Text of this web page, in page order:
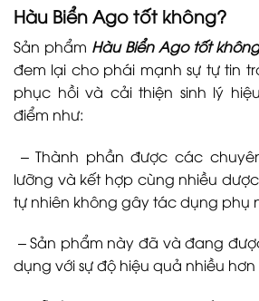
Hàu Biển Agotốt không?
Sản phẩm Hàu Biển Ago tốt không
đem lại cho phái mạnh sự tự tin
phục hồi và cải thiện sinh lý
điểm như:
– Thành phần được các
lưỡng và kết hợp cùng nhiều
tự nhiên không gây tác dụng phụ
– Sản phẩm này đã và đang
dụng với sự độ hiệu quả nhiều